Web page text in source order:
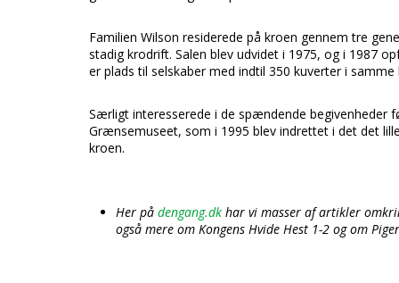
Familien Wilson residerede på kroen gennem tre
stadig krodrift. Salen blev udvidet i 1975, og i 1987
er plads til selskaber med indtil 350 kuverter i samme
Særligt interesserede i de spændende begivenheder
Grænsemuseet, som i 1995 blev indrettet i det det
kroen.
Her på dengang.dk har vi masser af artikler
også mere om Kongens Hvide Hest 1-2 og om